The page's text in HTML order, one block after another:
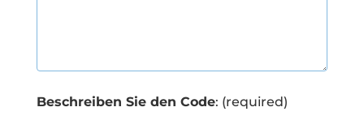
Beschreiben Sie den Code: (required)